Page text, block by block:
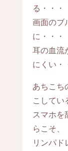
る・・・
画面のブ
に・・・
耳の血流
にくい・
あちこち
こしてい
スマホを
らこそ、
リンパド